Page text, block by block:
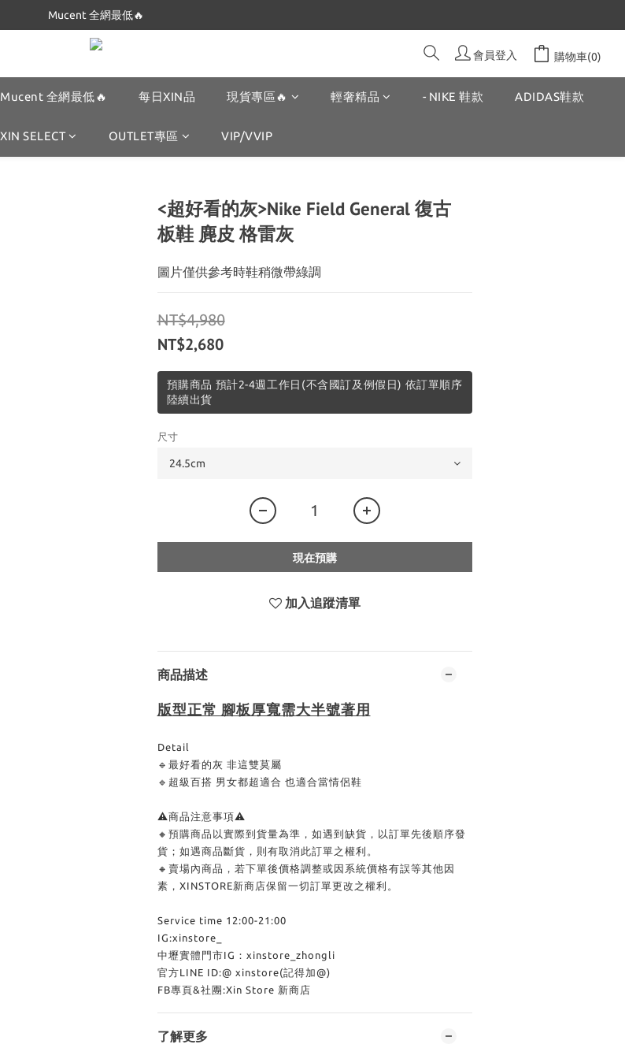
Dickies 最低只要$5XX!!
Mucent 全網最低🔥
Dickies 最低只要$5XX!!
會員登入 購物車(0)
Mucent 全網最低🔥 每日XIN品 現貨專區🔥 輕奢精品 - NIKE 鞋款 ADIDAS鞋款
XIN SELECT OUTLET專區 VIP/VVIP
<超好看的灰>Nike Field General 復古
板鞋 麂皮 格雷灰
圖片僅供參考時鞋稍微帶綠調
NT$4,980
NT$2,680
預購商品 預計2-4週工作日(不含國訂及例假日) 依訂單順序
陸續出貨
尺寸
現在預購
加入追蹤清單
商品描述
版型正常 腳板厚寬需大半號著用
Detail
🔹最好看的灰 非這雙莫屬
🔹超級百搭 男女都超適合 也適合當情侶鞋
⚠商品注意事項⚠
🔸預購商品以實際到貨量為準，如遇到缺貨，以訂單先後順序發
貨；如遇商品斷貨，則有取消此訂單之權利。
🔸賣場內商品，若下單後價格調整或因系統價格有誤等其他因
素，XINSTORE新商店保留一切訂單更改之權利。
Service time 12:00-21:00
IG:xinstore_
中壢實體門市IG：xinstore_zhongli
官方LINE ID:@ xinstore(記得加@)
FB專頁&社團:Xin Store 新商店
了解更多